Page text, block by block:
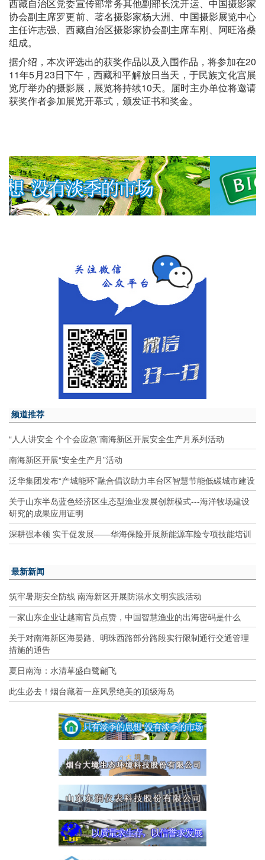
西藏自治区党委宣传部常务其他副部长沈开运、中国摄影家
协会副主席罗更前、著名摄影家杨大洲、中国摄影展览中心
主任许志强、西藏自治区摄影家协会副主席车刚、阿旺洛桑
组成。
据介绍，本次评选出的获奖作品以及入围作品，将参加在20
11年5月23日下午，西藏和平解放日当天，于民族文化宫展
览厅举办的摄影展，展览将持续10天。届时主办单位将邀请
获奖作者参加展览开幕式，颁发证书和奖金。
频道推荐
“人人讲安全 个个会应急”南海新区开展安全生产月系列活动
南海新区开展“安全生产月”活动
泛华集团发布“产城能环”融合倡议助力丰台区智慧节能低碳城市建设
关于山东半岛蓝色经济区生态型渔业发展创新模式---海洋牧场建设
研究的成果应用证明
深耕强本领 实干促发展——华海保险开展新能源车险专项技能培训
最新新闻
筑牢暑期安全防线 南海新区开展防溺水文明实践活动
一家山东企业让越南官员点赞，中国智慧渔业的出海密码是什么
关于对南海新区海晏路、明珠西路部分路段实行限制通行交通管理
措施的通告
夏日南海：水清草盛白鹭翩飞
此生必去！烟台藏着一座风景绝美的顶级海岛